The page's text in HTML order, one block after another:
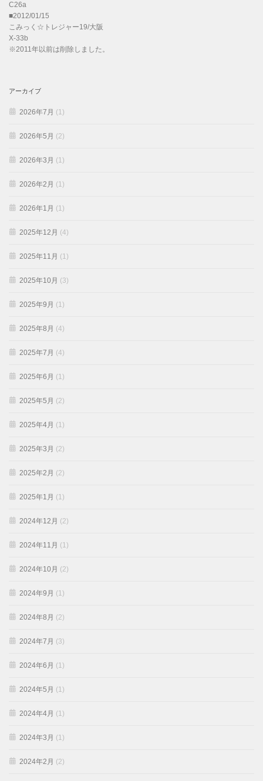
C26a
■2012/01/15
こみっく☆トレジャー19/大阪
X-33b
※2011年以前は削除しました。
アーカイブ
2026年7月 (1)
2026年5月 (2)
2026年3月 (1)
2026年2月 (1)
2026年1月 (1)
2025年12月 (4)
2025年11月 (1)
2025年10月 (3)
2025年9月 (1)
2025年8月 (4)
2025年7月 (4)
2025年6月 (1)
2025年5月 (2)
2025年4月 (1)
2025年3月 (2)
2025年2月 (2)
2025年1月 (1)
2024年12月 (2)
2024年11月 (1)
2024年10月 (2)
2024年9月 (1)
2024年8月 (2)
2024年7月 (3)
2024年6月 (1)
2024年5月 (1)
2024年4月 (1)
2024年3月 (1)
2024年2月 (2)